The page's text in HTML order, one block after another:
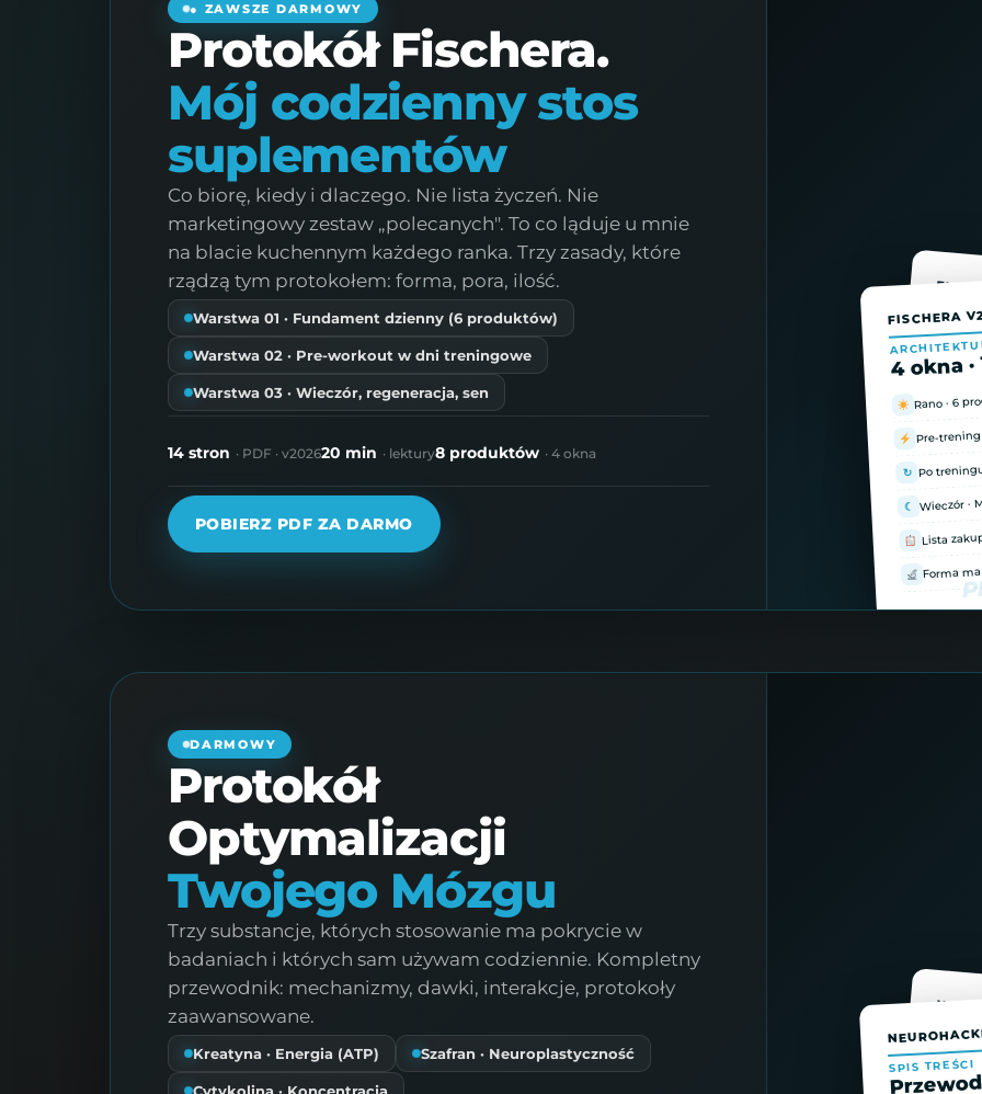
● ZAWSZE DARMOWY
Protokół Fischera.
Mój codzienny stos
suplementów
Co biorę, kiedy i dlaczego. Nie lista życzeń. Nie
marketingowy zestaw „polecanych". To co ląduje u mnie
na blacie kuchennym każdego ranka. Trzy zasady, które
rządzą tym protokołem: forma, pora, ilość.
Warstwa 01 · Fundament dzienny (6 produktów)
Warstwa 02 · Pre-workout w dni treningowe
Warstwa 03 · Wieczór, regeneracja, sen
14 stron · PDF · v202620 min · lektury8 produktów · 4 okna
POBIERZ PDF ZA DARMO
01 ·
D
B12
B9Folian
D₃ Z K2-
T Pora
FISCHERA
4 okna
Rano · 6
Pre-trening
↻ Po
☾ Wieczór ·
Lista
Forma
DARMOWY
Protokół
Optymalizacji
Twojego Mózgu
Trzy substancje, których stosowanie ma pokrycie w
badaniach i których sam używam codziennie. Kompletny
przewodnik: mechanizmy, dawki, interakcje, protokoły
zaawansowane.
Kreatyna · Energia (ATP) Szafran · Neuroplastyczność
04 ·
D
SPIS TREŚCI